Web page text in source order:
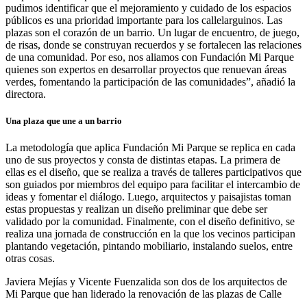
pudimos identificar que el mejoramiento y cuidado de los espacios
públicos es una prioridad importante para los callelarguinos. Las
plazas son el corazón de un barrio. Un lugar de encuentro, de juego,
de risas, donde se construyan recuerdos y se fortalecen las relaciones
de una comunidad. Por eso, nos aliamos con Fundación Mi Parque
quienes son expertos en desarrollar proyectos que renuevan áreas
verdes, fomentando la participación de las comunidades”, añadió la
directora.
Una plaza que une a un barrio
La metodología que aplica Fundación Mi Parque se replica en cada
uno de sus proyectos y consta de distintas etapas. La primera de
ellas es el diseño, que se realiza a través de talleres participativos que
son guiados por miembros del equipo para facilitar el intercambio de
ideas y fomentar el diálogo. Luego, arquitectos y paisajistas toman
estas propuestas y realizan un diseño preliminar que debe ser
validado por la comunidad. Finalmente, con el diseño definitivo, se
realiza una jornada de construcción en la que los vecinos participan
plantando vegetación, pintando mobiliario, instalando suelos, entre
otras cosas.
Javiera Mejías y Vicente Fuenzalida son dos de los arquitectos de
Mi Parque que han liderado la renovación de las plazas de Calle